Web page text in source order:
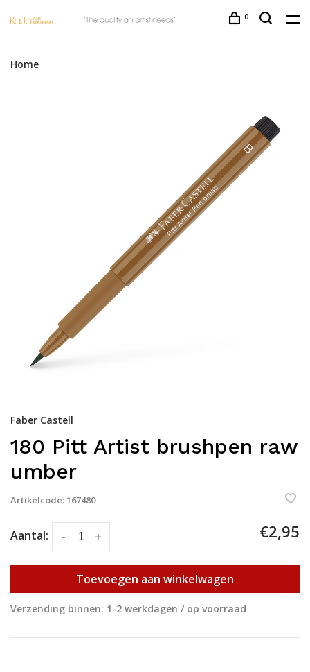
0
Home
Faber Castell
180 Pitt Artist brushpen raw
umber
Artikelcode:167480
Aantal: +
- €2,95
Toevoegen aan winkelwagen
Verzending binnen: 1-2 werkdagen / op voorraad